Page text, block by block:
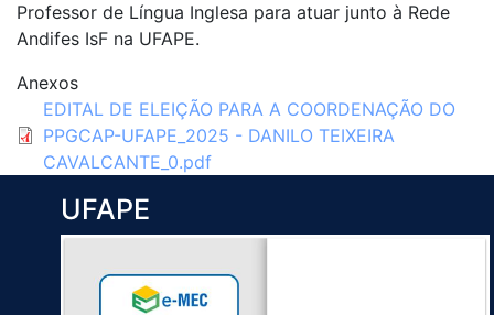
Professor de Língua Inglesa para atuar junto à Rede
Andifes IsF na UFAPE.
Anexos
EDITAL DE ELEIÇÃO PARA A COORDENAÇÃO DO
PPGCAP-UFAPE_2025 - DANILO TEIXEIRA
CAVALCANTE_0.pdf
UFAPE